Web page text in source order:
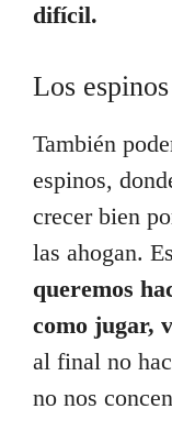
difícil.
Los espinos
También
espinos,
crecer bien
las ahogan.
queremos
como jugar,
al final no
no nos